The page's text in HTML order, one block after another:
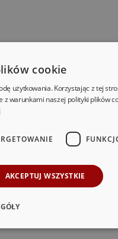
cookie
użytkowania. Korzystając z tej
z warunkami naszej polityki plików
AKCEPTUJ WSZYSTKIE